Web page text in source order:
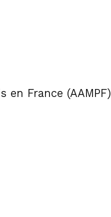
en France (AAMPF)